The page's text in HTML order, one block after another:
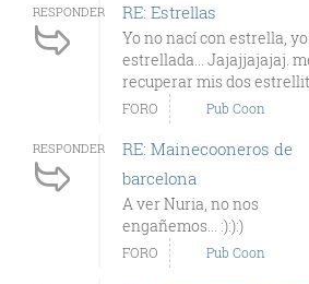
RESPONDER RE: Estrellas
Yo no nací con estrella,
estrellada... Jajajjajajaj.
recuperar mis dos
FORO Pub Coon
RESPONDER
RE: Mainecooneros de
barcelona
A ver Nuria, no nos
engañemos... :):):)
FORO Pub Coon